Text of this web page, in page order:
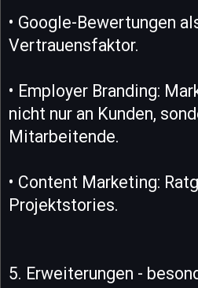
• Google-Bewertungen
Vertrauensfaktor.
• Employer Branding:
nicht nur an Kunden,
Mitarbeitende.
• Content Marketing:
Projektstories.
5. Erweiterungen -